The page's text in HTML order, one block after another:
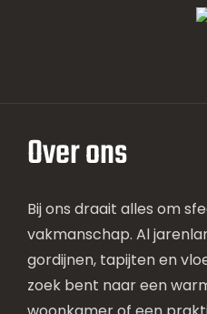
Over ons
Bij ons draait alles om
vakmanschap. Al
gordijnen, tapijten en
zoek bent naar een